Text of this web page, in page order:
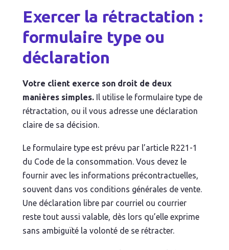
Exercer la rétractation :
formulaire type ou
déclaration
Votre client exerce son droit de deux
manières simples. Il utilise le formulaire type de
rétractation, ou il vous adresse une déclaration
claire de sa décision.
Le formulaire type est prévu par l’article R221-1
du Code de la consommation. Vous devez le
fournir avec les informations précontractuelles,
souvent dans vos conditions générales de vente.
Une déclaration libre par courriel ou courrier
reste tout aussi valable, dès lors qu’elle exprime
sans ambiguïté la volonté de se rétracter.